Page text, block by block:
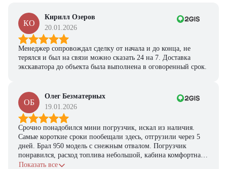
КО
Кирилл Озеров
20.01.2026
Менеджер сопровождал сделку от начала и до конца, не
терялся и был на связи можно сказать 24 на 7. Доставка
экскаватора до объекта была выполнена в оговоренный срок.
ОБ
Олег Безматерных
19.01.2026
Срочно понадобился мини погрузчик, искал из наличия.
Самые короткие сроки пообещали здесь, отгрузили через 5
дней. Брал 950 модель с снежным отвалом. Погрузчик
понравился, расход топлива небольшой, кабина комфортная,
с задачами справляется.
Показать все
Получите выгодное
предложение на спецтехнику
из наличия!
Ответьте на несколько вопросов — мы предоставим
персональную подборку моделей и лучшие условия